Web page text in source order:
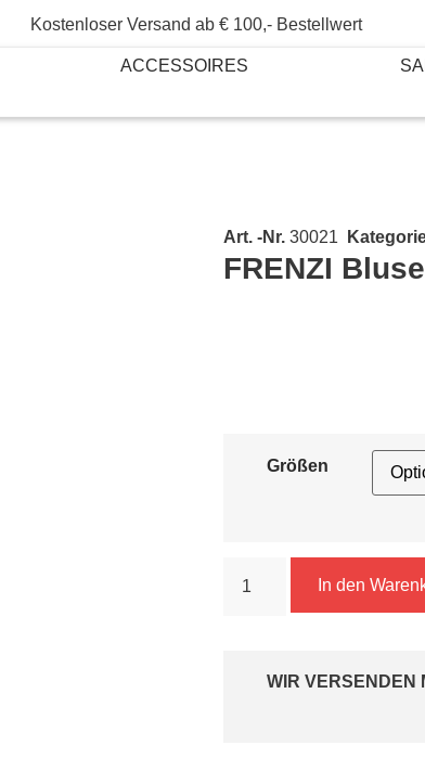
Kostenloser Versand ab € 100,- Bestellwert
ACCESSOIRES
Art. -Nr. 30021
FRENZI
Größen
In den
WIR VERSENDEN